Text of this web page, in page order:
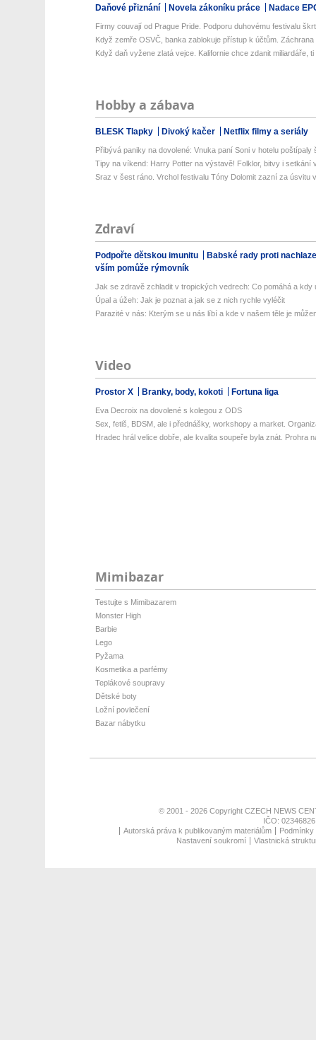
Daňové přiznání Novela zákoníku práce Nadace
Firmy couvají od Prague Pride. Podporu duhovému festivalu
Když zemře OSVČ, banka zablokuje přístup k účtům. Záchrana
Když daň vyžene zlatá vejce. Kalifornie chce zdanit miliardáře, ti
Hobby a zábava
BLESK Tlapky Divoký kačer Netflix filmy a seriály
Přibývá paniky na dovolené: Vnuka paní Soni v hotelu poštípaly
Tipy na víkend: Harry Potter na výstavě! Folklor, bitvy i setkání
Sraz v šest ráno. Vrchol festivalu Tóny Dolomit zazní za úsvitu
Zdraví
Podpořte dětskou imunitu
Babské rady proti
vším pomůže rýmovník
Jak se zdravě zchladit v tropických vedrech: Co pomáhá a kdy
Úpal a úžeh: Jak je poznat a jak se z nich rychle vyléčit
Parazité v nás: Kterým se u nás líbí a kde v našem těle je
Video
Prostor X Branky, body, kokoti Fortuna liga
Eva Decroix na dovolené s kolegou z ODS
Sex, fetiš, BDSM, ale i přednášky, workshopy a market.
Hradec hrál velice dobře, ale kvalita soupeře byla znát. Prohra
Mimibazar
Testujte s Mimibazarem
Monster High
Barbie
Lego
Pyžama
Kosmetika a parfémy
Teplákové soupravy
Dětské boty
Ložní povlečení
Bazar nábytku
© 2001 - 2026 Copyright CZECH NEWS
IČO:
Autorská práva k publikovaným materiálům
Nastavení soukromí
Vlastnická